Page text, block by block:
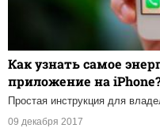
Как узнать самое
приложение на
Простая инструкция для
09 декабря 2017